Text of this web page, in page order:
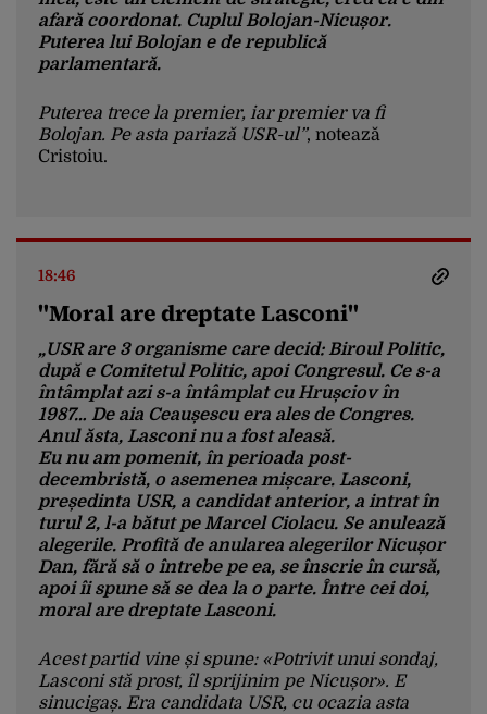
afară coordonat. Cuplul Bolojan-Nicușor.
Puterea lui Bolojan e de republică
parlamentară.
Puterea trece la premier, iar premier va fi
Bolojan. Pe asta pariază USR-ul”, notează
Cristoiu.
18:46
"Moral are dreptate Lasconi"
„USR are 3 organisme care decid: Biroul Politic,
după e Comitetul Politic, apoi Congresul. Ce s-a
întâmplat azi s-a întâmplat cu Hrușciov în
1987… De aia Ceaușescu era ales de Congres.
Anul ăsta, Lasconi nu a fost aleasă.
Eu nu am pomenit, în perioada post-
decembristă, o asemenea mișcare. Lasconi,
președinta USR, a candidat anterior, a intrat în
turul 2, l-a bătut pe Marcel Ciolacu. Se anulează
alegerile. Profită de anularea alegerilor Nicușor
Dan, fără să o întrebe pe ea, se înscrie în cursă,
apoi îi spune să se dea la o parte. Între cei doi,
moral are dreptate Lasconi.
Acest partid vine și spune: «Potrivit unui sondaj,
Lasconi stă prost, îl sprijinim pe Nicușor». E
sinucigaș. Era candidata USR, cu ocazia asta